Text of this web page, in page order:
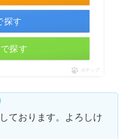
探す
探す
ポチップ
ております。よろしけ